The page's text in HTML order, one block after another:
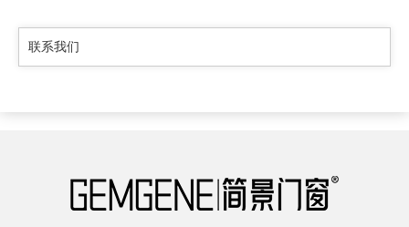
联系我们